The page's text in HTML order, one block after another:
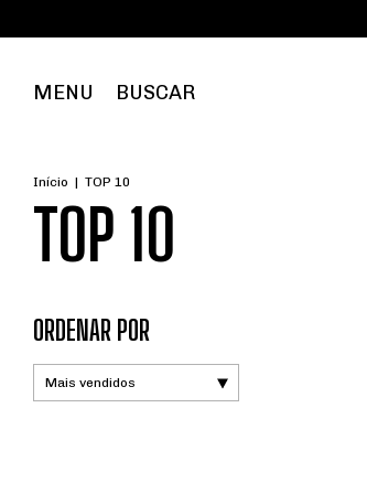
MENU BUSCAR
Início | TOP 10
TOP 10
ORDENAR POR